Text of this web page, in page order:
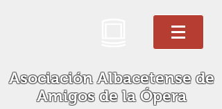
Asociación Albacetense de
Amigos de la Ópera